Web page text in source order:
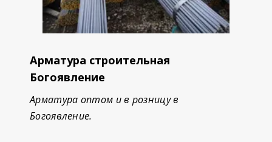
Арматура строительная
Богоявление
Арматура оптом и в розницу в
Богоявление.